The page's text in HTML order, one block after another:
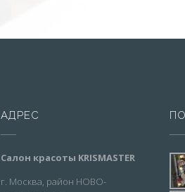
АДРЕС
Салон красоты KRISMASTER
г. Москва, район НОВО-